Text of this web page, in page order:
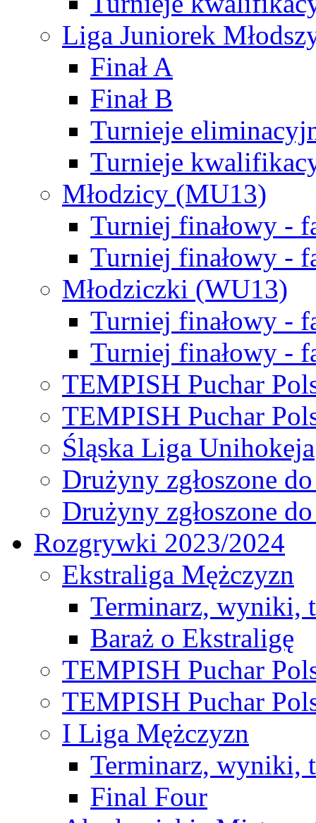
Liga Juniorek
Finał A
Finał B
Turnieje
Turnieje
Młodzicy (MU13)
Turniej finałowy -
Turniej finałowy -
Młodziczki (WU13)
Turniej finałowy -
Turniej finałowy -
TEMPISH Puchar
TEMPISH Puchar
Śląska Liga Unihokeja
Drużyny zgłoszone
Drużyny zgłoszone
Rozgrywki 2023/2024
Ekstraliga Mężczyzn
Terminarz, wyniki,
Baraż o Ekstraligę
TEMPISH Puchar
TEMPISH Puchar
I Liga Mężczyzn
Terminarz, wyniki,
Final Four